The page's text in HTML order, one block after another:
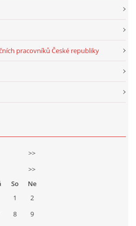
pracovníků České republiky
>>
>>
So
Ne
1
2
8
9